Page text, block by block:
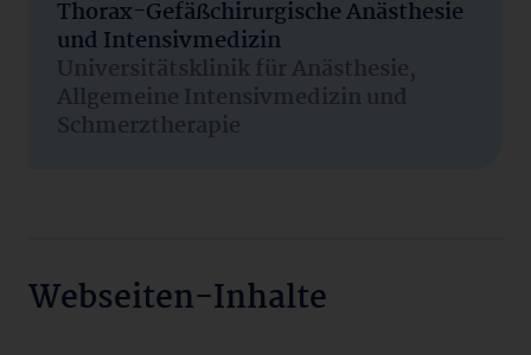
Thorax-Gefäßchirurgische Anästhesie
und Intensivmedizin
Universitätsklinik für Anästhesie,
Allgemeine Intensivmedizin und
Schmerztherapie
Webseiten-Inhalte